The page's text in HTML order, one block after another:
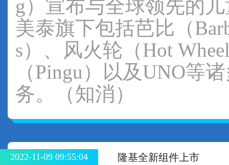
g）宣布与全球领先的
美泰旗下包括芭比（
s）、风火轮（Hot
（Pingu）以及UNO等
务。（知消）
隆基全新组件上市
2022-11-09 09:55:04